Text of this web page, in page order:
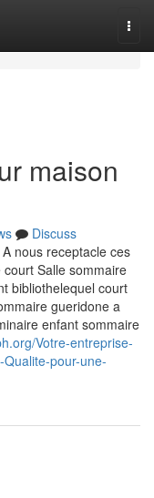
maison
Discuss
nous receptacle ces
Salle sommaire
bibliothelequel court
gueridone a
enfant sommaire
Votre-entreprise-
pour-une-